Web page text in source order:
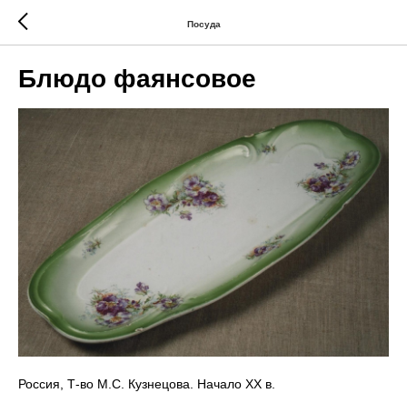
Посуда
Блюдо фаянсовое
Россия, Т-во М.С. Кузнецова. Начало ХХ в.